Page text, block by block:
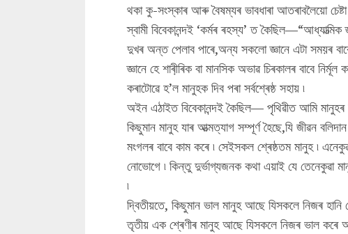
থকা কু-সংস্কাৰ আৰু বৈষম্যৰ ভাবধাৰা আতৰাবলৈয়ো চেষ্টা
স্বামী বিবেকানন্দই ‘কৰ্মৰ ৰহস্য’ ত
দুখৰ অন্ত পেলাব পাৰে,অন্য সকলো জ্ঞানে এটা সময়ৰ
জ্ঞানে হে শাৰী়ৰিক বা মানসিক অভাৱ চিৰকালৰ বাবে
কৰাটোৱে হ’ল মানুহক দিব পৰা সৰ্বশ্ৰেষ্ঠ সহায় ৷
অইন এঠাইত বিবেকানন্দই কৈছিল— পৃথিৱীত আমি মানুহৰ
কিছুমান মানুহ যাৰ আত্মত্যাগ সম্পূৰ্ণ হৈছে,যি জীৱন
মংগলৰ বাবে কাম কৰে ৷ সেইসকল শ্ৰেষ্ঠতম মানুহ ৷
নোভোগে ৷ কিন্তু দুৰ্ভাগ্যজনক কথা এয়াই যে তেনেকুৱা
৷
দ্বিতীয়তে, কিছুমান ভাল মানুহ আছে যিসকলে নিজৰ
তৃতীয় এক শ্ৰেণীৰ মানুহ আছে যিসকলে নিজৰ ভাল কৰে